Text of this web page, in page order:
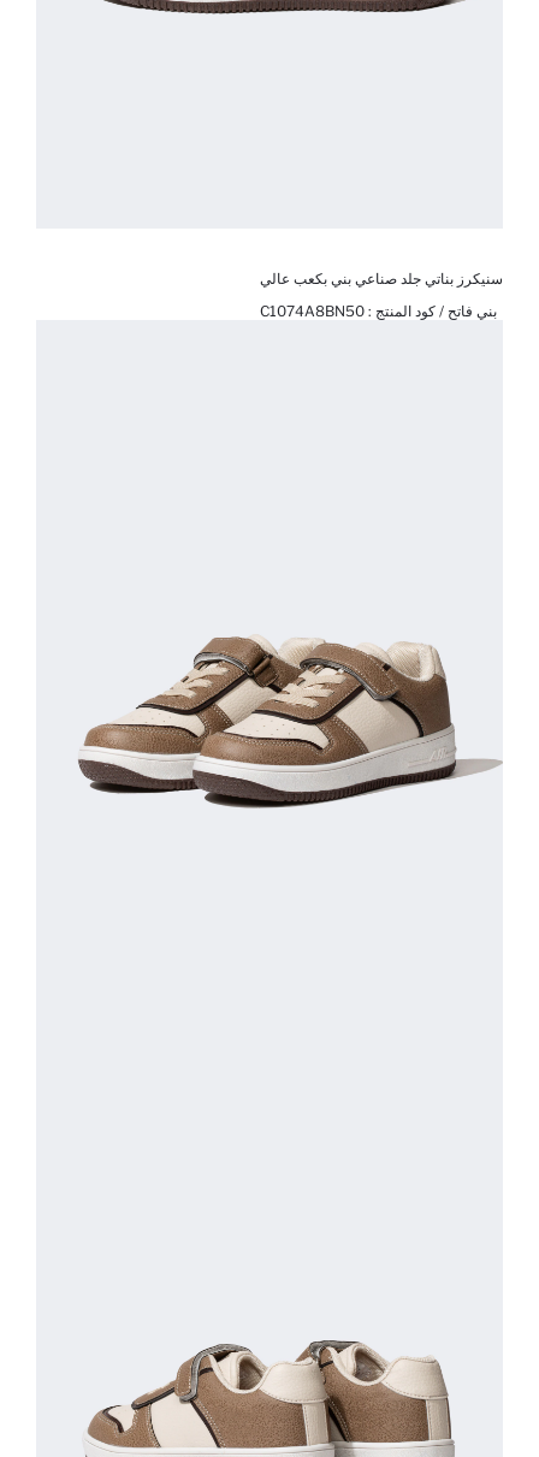
سنيكرز بناتي جلد صناعي بني بكعب عالي
بني فاتح / كود المنتج : C1074A8BN50